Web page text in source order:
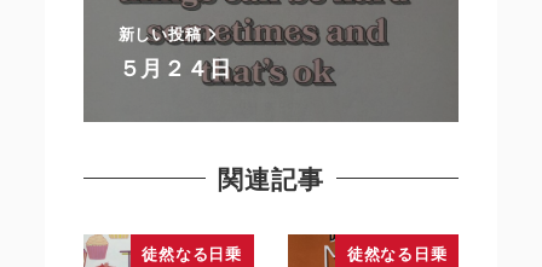
新しい投稿
５月２４日
関連記事
徒然なる日乗 徒然なる日乗